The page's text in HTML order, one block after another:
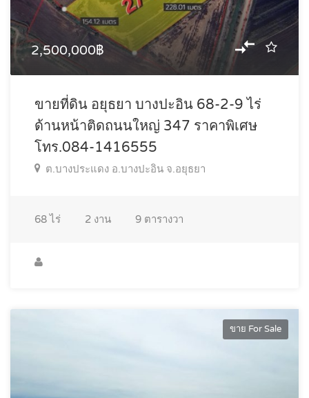
2,500,000฿
ขายที่ดิน อยุธยา บางปะอิน 68-2-9 ไร่
ด้านหน้าติดถนนใหญ่ 347 ราคาพิเศษ
โทร.084-1416555
ต.บางประแดง อ.บางปะอิน จ.อยุธยา
68ไร่ 2 งาน 9 ตารางวา
ขาย For Sale